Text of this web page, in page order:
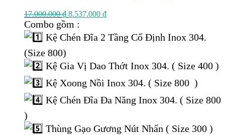
17.000.000₫ Giá
gốc
17.000.000 ₫.
8.537.000 ₫Giá
là:
Combo gồm :
Kệ Chén Đĩa 2 Tầng Cố Định Inox 304.
(Size 800)
Kệ Gia Vị Dao Thớt Inox 304. ( Size 400 )
Kệ Xoong Nồi Inox 304. ( Size 800 )
Kệ Chén Đĩa Đa Năng Inox 304. ( Size 800
)
Thùng Gạo Gương Nút Nhấn ( Size 300 )